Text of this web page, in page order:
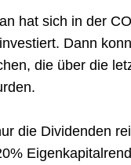
hat sich in der
Dann
die über die
die Dividenden